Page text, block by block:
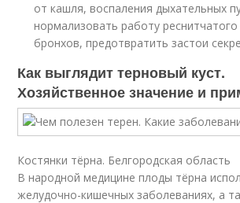
от кашля, воспаления дыхательных
нормализовать работу реснитчатого
бронхов, предотвратить застои
Как выглядит терновый куст.
Хозяйственное значение и
Костянки тёрна. Белгородская область
В народной медицине плоды тёрна
желудочно-кишечных заболеваниях, а